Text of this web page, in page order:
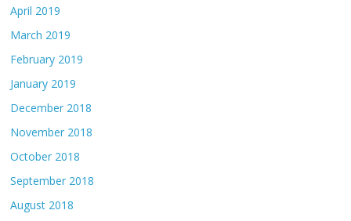
April 2019
March 2019
February 2019
January 2019
December 2018
November 2018
October 2018
September 2018
August 2018